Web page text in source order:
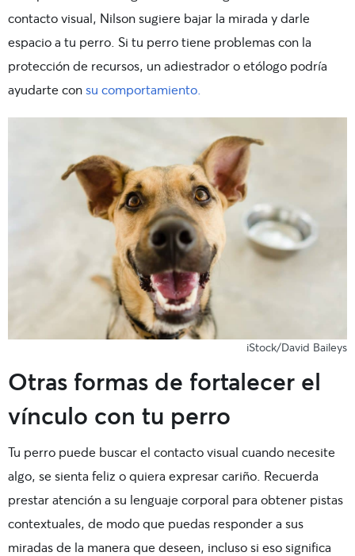
contacto visual, Nilson sugiere bajar la mirada y darle
espacio a tu perro. Si tu perro tiene problemas con la
protección de recursos, un adiestrador o etólogo podría
ayudarte consu comportamiento.
iStock/David Baileys
Otras formas de fortalecer el
vínculo con tu perro
Tu perro puede buscar el contacto visual cuando necesite
algo, se sienta feliz o quiera expresar cariño. Recuerda
prestar atención a su lenguaje corporal para obtener pistas
contextuales, de modo que puedas responder a sus
miradas de la manera que deseen, incluso si eso significa